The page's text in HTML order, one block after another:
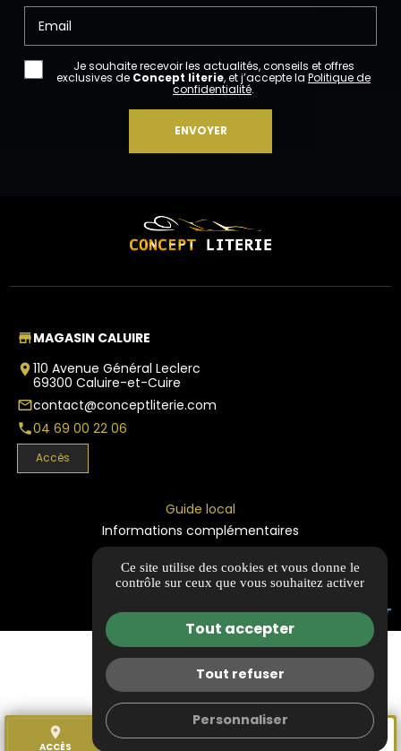
Email
Je souhaite recevoir les actualités, conseils et offres
exclusives de Concept literie, et j’accepte la Politique de
confidentialité.
place
ACCÈS
storeMAGASIN CALUIRE
place110 Avenue Général Leclerc
69300 Caluire-et-Cuire
mail_outlinecontact@conceptliterie.com
phone04 69 00 22 06
Accès
Guide local
Informations complémentaires
Mentions légales
Politique de confidentialité
Gestion des cookies
Ce site utilise des cookies et vous donne le
contrôle sur ceux que vous souhaitez activer
Tout accepter
Tout refuser
Personnaliser